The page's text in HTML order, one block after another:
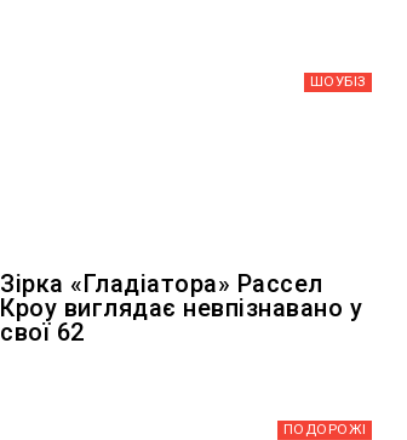
ШОУБIЗ
Зірка «Гладіатора» Рассел
Кроу виглядає невпізнавано у
свої 62
ПОДОРОЖІ